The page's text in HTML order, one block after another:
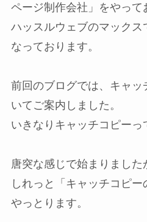
ページ制作会社」をやって
ハッスルウェブのマックス
なっております。
前回のブログでは、キャッ
いてご案内しました。
いきなりキャッチコピーっ
唐突な感じで始まりました
しれっと「キャッチコピ
やっとります。